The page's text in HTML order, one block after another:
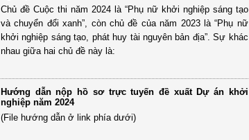
Chủ đề Cuộc thi năm 2024 là “Phụ nữ khởi nghiệp sáng tạo
và chuyển đổi xanh”, còn chủ đề của năm 2023 là “Phụ nữ
khởi nghiệp sáng tạo, phát huy tài nguyên bản địa”. Sự khác
nhau giữa hai chủ đề này là:
Hướng dẫn nộp hồ sơ trực tuyến đề xuất Dự án khởi
nghiệp năm 2024
(File hướng dẫn ở link phía dưới)